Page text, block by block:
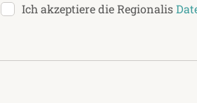
Ich akzeptiere die Regionalis